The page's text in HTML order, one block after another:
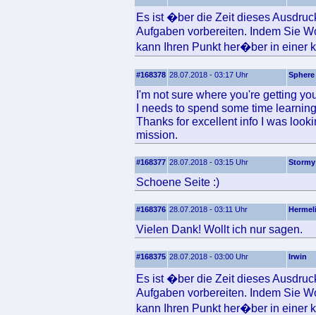
Es ist �ber die Zeit dieses
Aufgaben vorbereiten. Indem Sie
kann Ihren Punkt her�ber in einer
#168378 28.07.2018 - 03:17 Uhr
I'm not sure where you're getting
I needs to spend some time
Thanks for excellent info I was
mission.
#168377 28.07.2018 - 03:15 Uhr Stormy
Schoene Seite :)
#168376 28.07.2018 - 03:11 Uhr
Vielen Dank! Wollt ich nur sagen.
#168375 28.07.2018 - 03:00 Uhr Irwin
Es ist �ber die Zeit dieses
Aufgaben vorbereiten. Indem Sie
kann Ihren Punkt her�ber in einer